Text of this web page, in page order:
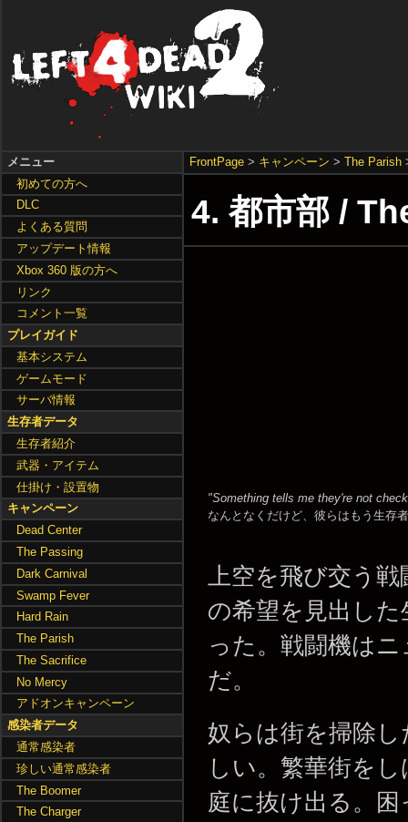
FrontPage > キャンペーン >The Parish
4. 都市部 /
"Something tells me they're not
なんとなくだけど、彼らはもう生存
上空を飛び交う
の希望を見出し
った。戦闘機は
だ。
奴らは街を掃除
しい。繁華街を
庭に抜け出る。
メニュー
初めての方へ
DLC
よくある質問
アップデート情報
Xbox 360 版の方へ
リンク
コメント一覧
プレイガイド
基本システム
ゲームモード
サーバ情報
生存者データ
生存者紹介
武器・アイテム
仕掛け・設置物
キャンペーン
Dead Center
The Passing
Dark Carnival
Swamp Fever
Hard Rain
The Parish
The Sacrifice
No Mercy
アドオンキャンペーン
感染者データ
通常感染者
珍しい通常感染者
The Boomer
The Charger